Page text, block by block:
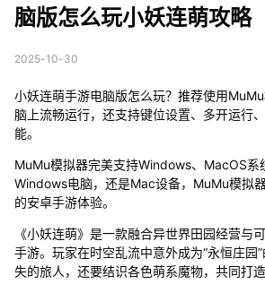
脑版怎么玩小妖连萌攻略
2025-10-30
小妖连萌手游电脑版怎么玩？推荐使用
脑上流畅运行，还支持键位设置、多开运行
能。
MuMu模拟器完美支持Windows、MacOS系
Windows电脑，还是Mac设备，MuMu模拟
的安卓手游体验。
《小妖连萌》是一款融合异世界田园经营与
手游。玩家在时空乱流中意外成为“永恒庄园
失的旅人，还要结识各色萌系魔物，共同打